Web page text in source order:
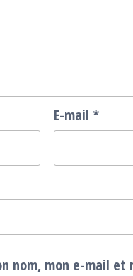
E-mail *
nom, mon e-mail et